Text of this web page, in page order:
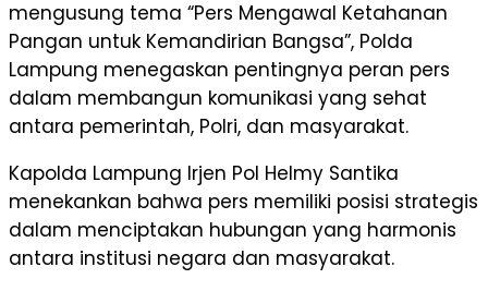
mengusung tema “Pers Mengawal Ketahanan
Pangan untuk Kemandirian Bangsa”, Polda
Lampung menegaskan pentingnya peran pers
dalam membangun komunikasi yang sehat
antara pemerintah, Polri, dan masyarakat.
Kapolda Lampung Irjen Pol Helmy Santika
menekankan bahwa pers memiliki posisi strategis
dalam menciptakan hubungan yang harmonis
antara institusi negara dan masyarakat.